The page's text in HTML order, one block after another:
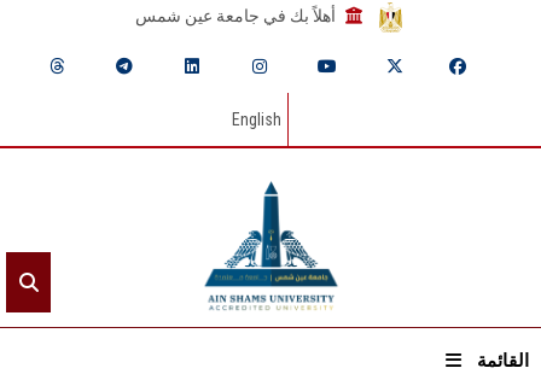
أهلاً بك في جامعة عين شمس
English
القائمة